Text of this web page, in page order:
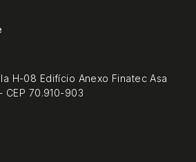
H-08 Edifício Anexo Finatec Asa
CEP 70.910-903